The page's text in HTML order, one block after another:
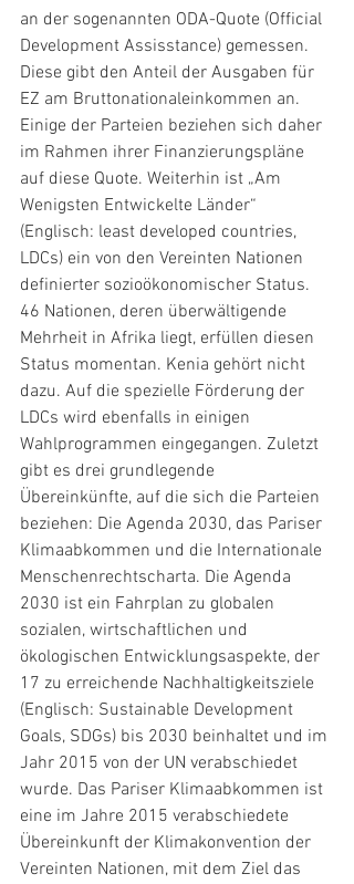
an der sogenannten ODA-Quote (Official
Development Assisstance) gemessen.
Diese gibt den Anteil der Ausgaben für
EZ am Bruttonationaleinkommen an.
Einige der Parteien beziehen sich daher
im Rahmen ihrer Finanzierungspläne
auf diese Quote. Weiterhin ist „Am
Wenigsten Entwickelte Länder“
(Englisch: least developed countries,
LDCs) ein von den Vereinten Nationen
definierter sozioökonomischer Status.
46 Nationen, deren überwältigende
Mehrheit in Afrika liegt, erfüllen diesen
Status momentan. Kenia gehört nicht
dazu. Auf die spezielle Förderung der
LDCs wird ebenfalls in einigen
Wahlprogrammen eingegangen. Zuletzt
gibt es drei grundlegende
Übereinkünfte, auf die sich die Parteien
beziehen: Die Agenda 2030, das Pariser
Klimaabkommen und die Internationale
Menschenrechtscharta. Die Agenda
2030 ist ein Fahrplan zu globalen
sozialen, wirtschaftlichen und
ökologischen Entwicklungsaspekte, der
17 zu erreichende Nachhaltigkeitsziele
(Englisch: Sustainable Development
Goals, SDGs) bis 2030 beinhaltet und im
Jahr 2015 von der UN verabschiedet
wurde. Das Pariser Klimaabkommen ist
eine im Jahre 2015 verabschiedete
Übereinkunft der Klimakonvention der
Vereinten Nationen, mit dem Ziel das